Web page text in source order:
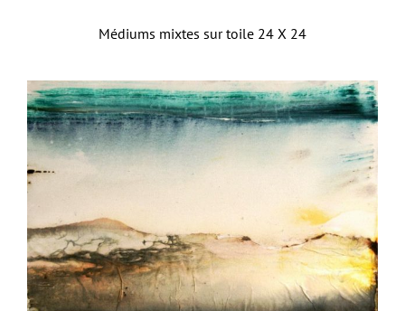
View
Larger
Image
Médiums mixtes sur toile 24 X 24